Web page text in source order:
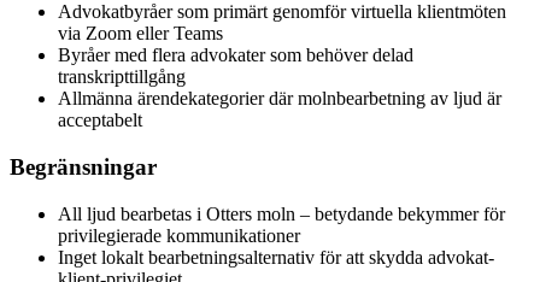
Advokatbyråer som primärt genomför virtuella klientmöten
via Zoom eller Teams
Byråer med flera advokater som behöver delad
transkripttillgång
Allmänna ärendekategorier där molnbearbetning av ljud är
acceptabelt
Begränsningar
All ljud bearbetas i Otters moln – betydande bekymmer för
privilegierade kommunikationer
Inget lokalt bearbetningsalternativ för att skydda advokat-